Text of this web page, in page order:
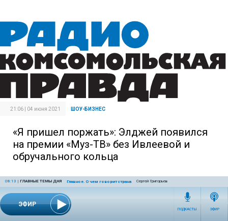
ЭФИР
08:13 | ГЛАВНЫЕ ТЕМЫ ДНЯ Главное. О чем говорит страна Сергей Григорьев
ПОДКАСТЫ ЭФИР
21:06 | 04 июня 2021 ШОУ-БИЗНЕС
«Я пришел поржать»: Элджей появился
на премии «Муз-ТВ» без Ивлеевой и
обручального кольца